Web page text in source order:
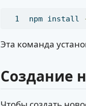
npm install
Эта команда
Создание